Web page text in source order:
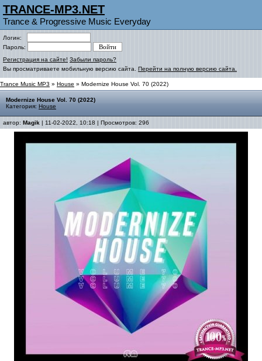
TRANCE-MP3.NET
Trance & Progressive Music Everyday
Логин:
Пароль:
Регистрация на сайте! Забыли пароль?
Вы просматриваете мобильную версию сайта. Перейти на полную версию сайта.
Trance Music MP3 » House » Modernize House Vol. 70 (2022)
Modernize House Vol. 70 (2022)
Категория: House
автор: Magik | 11-02-2022, 10:18 | Просмотров: 296